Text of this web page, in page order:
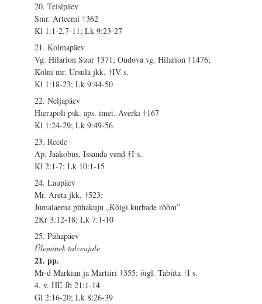
20. Teisipäev
Smr. Arteemi †362
Kl 1:1-2,7-11; Lk 9:23-27
21. Kolmapäev
Vg. Hilarion Suur †371; Oudova vg. Hilarion †1476;
Kölni mr. Ursula jkk. †IV s.
Kl 1:18-23; Lk 9:44-50
22. Neljapäev
Hierapoli psk. aps. imet. Averki †167
Kl 1:24-29; Lk 9:49-56
23. Reede
Ap. Jaakobus, Issanda vend †I s.
Kl 2:1-7; Lk 10:1-15
24. Laupäev
Mr. Areta jkk. †523;
Jumalaema pühakuju „Kõigi kurbade rõõm”
2Kr 3:12-18; Lk 7:1-10
25. Pühapäev
Üleminek talveajale
21. pp.
Mr-d Markian ja Martiiri †355; õigl. Tabiita †I s.
4. v. HE Jh 21:1-14
Gl 2:16-20; Lk 8:26-39